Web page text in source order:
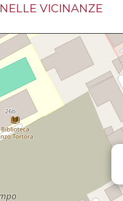
NELLE VICINANZE